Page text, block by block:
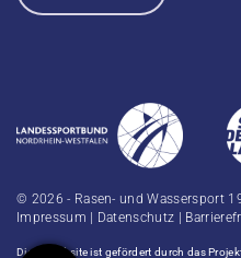
© 2026 - Rasen- und Wassersport
Impressum
Datenschutz
Diese Website ist gefördert durch das